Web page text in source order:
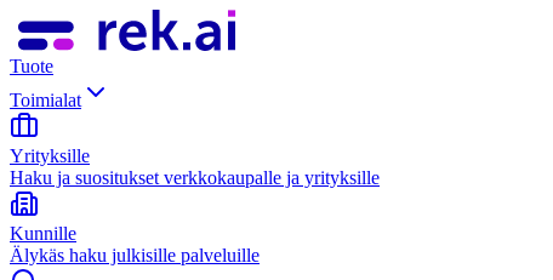
Tuote
Toimialat
Yrityksille
Haku ja suositukset verkkokaupalle ja yrityksille
Kunnille
Älykäs haku julkisille palveluille